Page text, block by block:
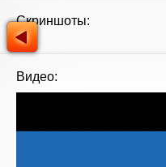
Скриншоты:
Видео: